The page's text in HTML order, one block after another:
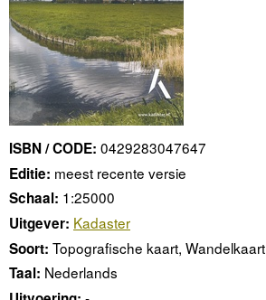
ISBN / CODE: 0429283047647
Editie: meest recente versie
Schaal: 1:25000
Uitgever: Kadaster
Soort: Topografische kaart, Wandelkaart
Taal: Nederlands